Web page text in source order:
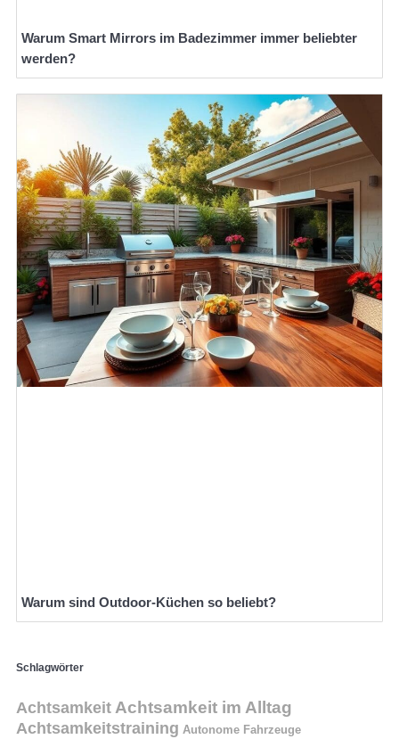
Warum Smart Mirrors im Badezimmer immer beliebter
werden?
Warum sind Outdoor-Küchen so beliebt?
Schlagwörter
AchtsamkeitAchtsamkeit im Alltag
Achtsamkeitstraining Autonome Fahrzeuge